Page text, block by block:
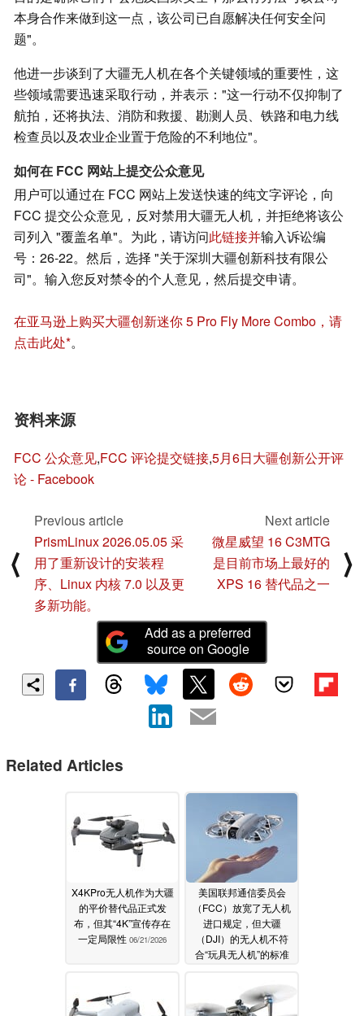
本身合作来做到这一点，该公司已自愿解决任何安全问
题"。
他进一步谈到了大疆无人机在各个关键领域的重要性，这
些领域需要迅速采取行动，并表示："这一行动不仅抑制了
航拍，还将执法、消防和救援、勘测人员、铁路和电力线
检查员以及农业企业置于危险的不利地位"。
如何在 FCC 网站上提交公众意见
用户可以通过在 FCC 网站上发送快速的纯文字评论，向
FCC 提交公众意见，反对禁用大疆无人机，并拒绝将该公
司列入 "覆盖名单"。为此，请访问此链接并输入诉讼编
号：26-22。然后，选择 "关于深圳大疆创新科技有限公
司"。输入您反对禁令的个人意见，然后提交申请。
在亚马逊上购买大疆创新迷你 5 Pro Fly More Combo，请
点击此处 。
资料来源
FCC 公众意见,FCC 评论提交链接,5月6日大疆创新公开评
论 - Facebook
⟨
Previous article
PrismLinux 2026.05.05 采
用了重新设计的安装程
序、Linux 内核 7.0 以及更
多新功能。
Next article
微星威望 16 C3MTG
是目前市场上最好的
XPS 16 替代品之一
⟩
Add as a preferred
source on Google
Related Articles
X4KPro无人机作为大疆
的平价替代品正式发
布，但其“4K”宣传存在
一定局限性 06/21/2026
美国联邦通信委员会
（FCC）放宽了无人机
进口规定，但大疆
（DJI）的无人机不符
合“玩具无人机”的标准